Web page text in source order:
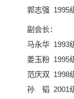
郭志强 1995级
副会长：
马永华 1993级
姜玉粉 1995级
范庆双 1998级
孙 韬 2001级